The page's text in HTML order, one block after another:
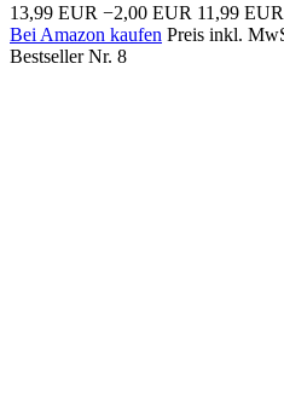
13,99 EUR −2,00 EUR 11,99 EUR
Bei Amazon kaufen Preis inkl.
Bestseller Nr. 8